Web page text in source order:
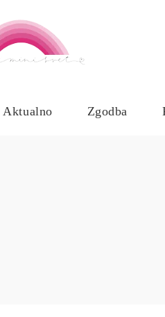
Aktualno Zgodba